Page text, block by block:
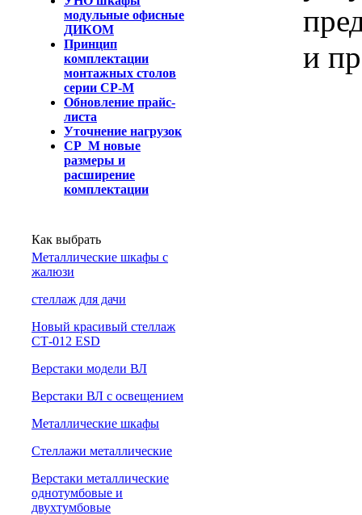
модульные офисные
ДИКОМ
Принцип
комплектации
монтажных столов
серии СР-М
Обновление прайс-
листа
Уточнение нагрузок
СР_М новые
размеры и
расширение
комплектации
Как выбрать
Металлические шкафы с
жалюзи
cтеллаж для дачи
Новый красивый стеллаж
СТ-012 ESD
Верстаки модели ВЛ
Верстаки ВЛ с освещением
Металлические шкафы
Стеллажи металлические
Верстаки металлические
однотумбовые и
двухтумбовые
и